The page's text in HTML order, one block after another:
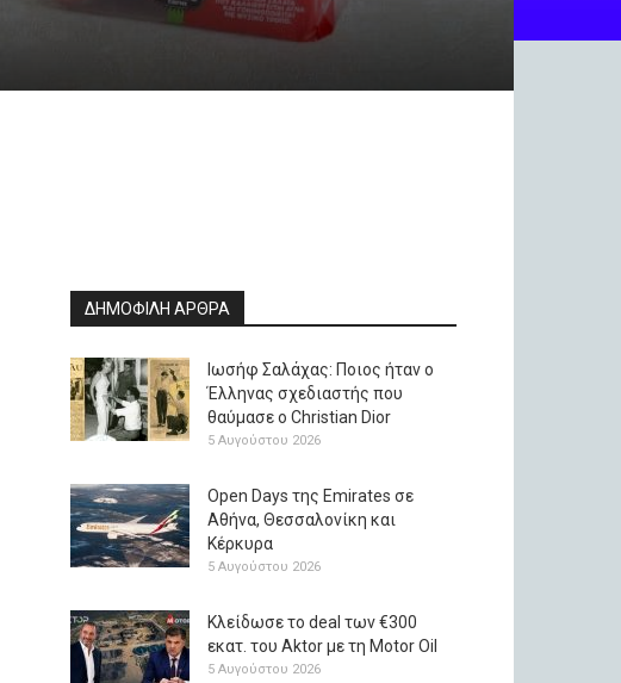
ΔΗΜΟΦΙΛΗ ΑΡΘΡΑ
Ιωσήφ Σαλάχας: Ποιος ήταν ο
Έλληνας σχεδιαστής που
θαύμασε ο Christian Dior
5 Αυγούστου 2026
Open Days της Emirates σε
Αθήνα, Θεσσαλονίκη και
Κέρκυρα
5 Αυγούστου 2026
Κλείδωσε το deal των €300
εκατ. του Aktor με τη Μotor Oil
5 Αυγούστου 2026